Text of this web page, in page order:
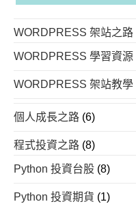
WORDPRESS 架站之路
WORDPRESS 學習資源
WORDPRESS 架站教學
個人成長之路 (6)
程式投資之路 (8)
Python 投資台股 (8)
Python 投資期貨 (1)